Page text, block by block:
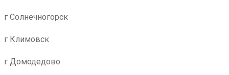
г Солнечногорск
г Климовск
г Домодедово